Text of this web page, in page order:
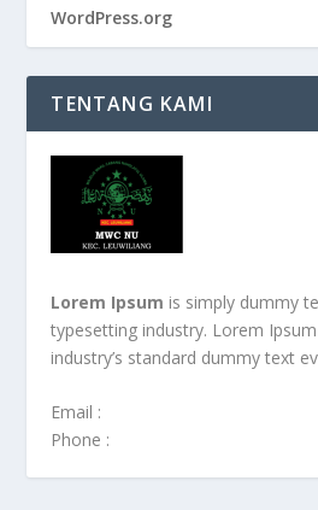
WordPress.org
TENTANG KAMI
Lorem Ipsum is simply dummy
typesetting industry. Lorem
industry’s standard dummy text
Email :
Phone :